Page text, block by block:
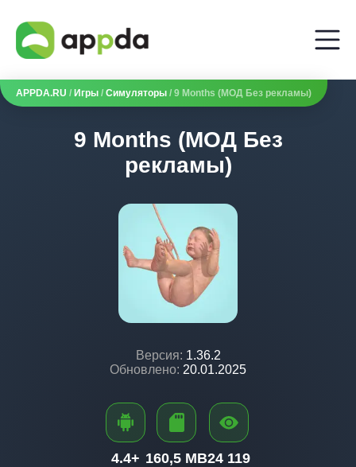
APPDA.RU / Игры / Симуляторы / 9 Months (МОД Без рекламы)
9 Months (МОД Без
рекламы)
Версия: 1.36.2
Обновлено: 20.01.2025
4.4+ 160,5 MB24 119